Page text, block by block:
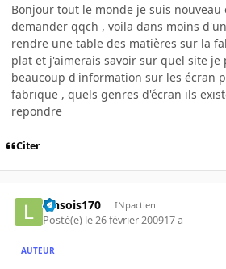
Bonjour tout le monde je suis nouveau
demander qqch , voila dans moins
rendre une table des matières sur la
plat et j'aimerais savoir sur quel site
beaucoup d'information sur les écran
fabrique , quels genres d'écran ils
repondre
Citer
lensois170 INpactien
Posté(e) le 26 février 200917 a
AUTEUR